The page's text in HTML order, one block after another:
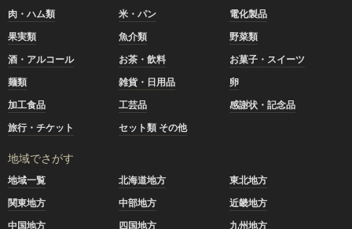
肉・ハム類 米・パン
電化製品
果実類
魚介類
野菜類
酒・アルコール
お茶・飲料
お菓子・スイーツ
麺類
雑貨・日用品
卵
加工食品
工芸品
感謝状・記念品
旅行・チケット
セット類 その他
地域でさがす
地域一覧 北海道地方
東北地方
関東地方
中部地方
近畿地方
中国地方
四国地方 九州地方